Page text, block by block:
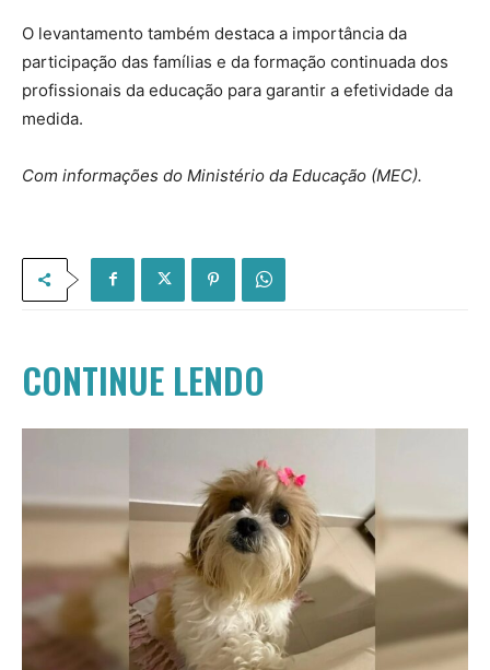
O levantamento também destaca a importância da
participação das famílias e da formação continuada dos
profissionais da educação para garantir a efetividade da
medida.
Com informações do Ministério da Educação (MEC).
CONTINUE LENDO